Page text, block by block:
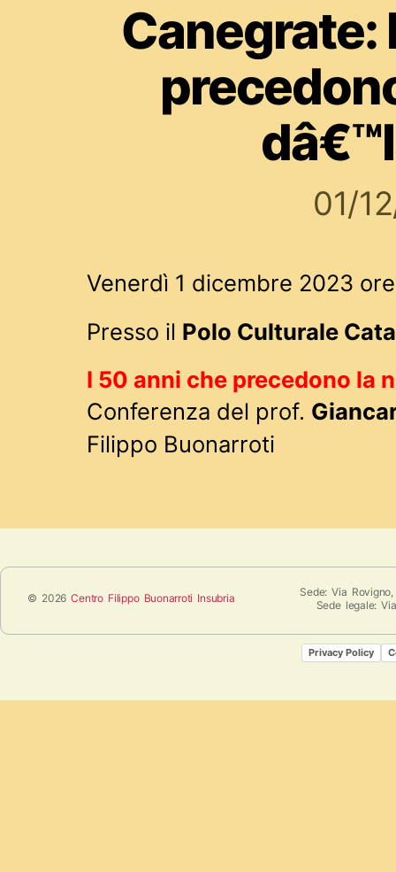
Canegrate:
01/
Venerdì 1 dicembre 2023
Presso il Polo Culturale
I 50 anni che precedono la
Conferenza del prof.
Filippo Buonarroti
© 2026Centro Filippo Buonarroti Insubria
Sede: Via
Sede legale:
Privacy Policy